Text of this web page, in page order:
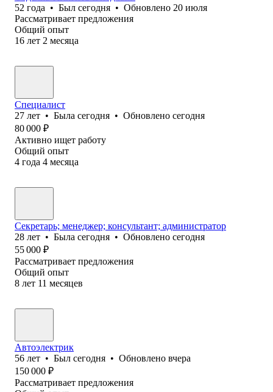
52 года • Был сегодня • Обновлено 20 июля
Рассматривает предложения
Общий опыт
16 лет 2 месяца
Специалист
27 лет • Была сегодня • Обновлено сегодня
80 000 ₽
Активно ищет работу
Общий опыт
4 года 4 месяца
Секретарь; менеджер; консультант; администратор
28 лет • Была сегодня • Обновлено сегодня
55 000 ₽
Рассматривает предложения
Общий опыт
8 лет 11 месяцев
Автоэлектрик
56 лет • Был сегодня • Обновлено вчера
150 000 ₽
Рассматривает предложения